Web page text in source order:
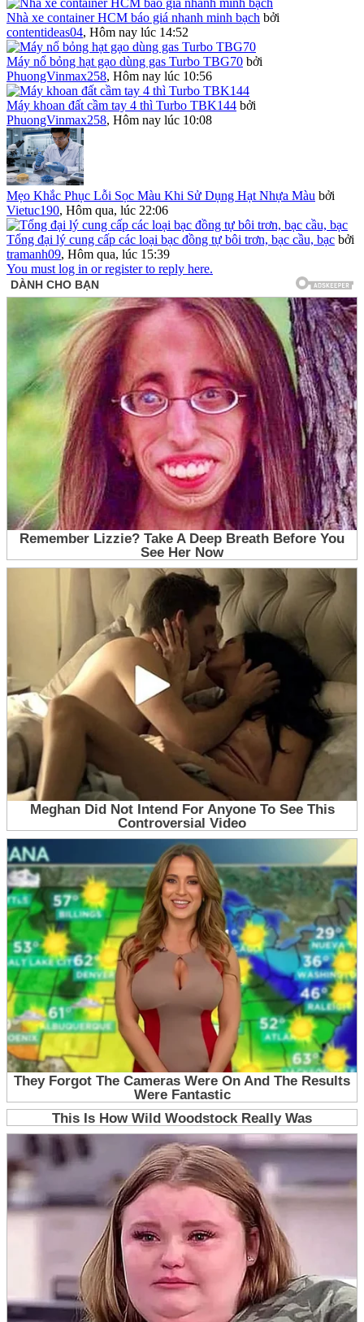
Nhà xe container HCM báo giá nhanh minh bạch bởi
contentideas04, Hôm nay lúc 14:52
Máy nổ bỏng hạt gạo dùng gas Turbo TBG70 bởi
PhuongVinmax258, Hôm nay lúc 10:56
Máy khoan đất cầm tay 4 thì Turbo TBK144 bởi
PhuongVinmax258, Hôm nay lúc 10:08
Mẹo Khắc Phục Lỗi Sọc Màu Khi Sử Dụng Hạt Nhựa Màu bởi
Vietuc190, Hôm qua, lúc 22:06
Tổng đại lý cung cấp các loại bạc đồng tự bôi trơn, bạc cầu, bạc bởi
tramanh09, Hôm qua, lúc 15:39
You must log in or register to reply here.